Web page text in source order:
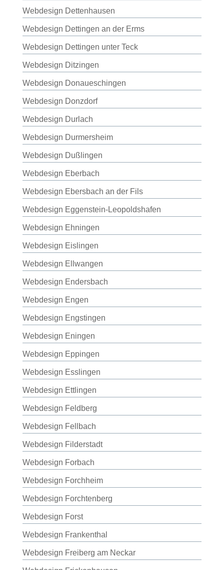
Webdesign Dettenhausen
Webdesign Dettingen an der Erms
Webdesign Dettingen unter Teck
Webdesign Ditzingen
Webdesign Donaueschingen
Webdesign Donzdorf
Webdesign Durlach
Webdesign Durmersheim
Webdesign Dußlingen
Webdesign Eberbach
Webdesign Ebersbach an der Fils
Webdesign Eggenstein-Leopoldshafen
Webdesign Ehningen
Webdesign Eislingen
Webdesign Ellwangen
Webdesign Endersbach
Webdesign Engen
Webdesign Engstingen
Webdesign Eningen
Webdesign Eppingen
Webdesign Esslingen
Webdesign Ettlingen
Webdesign Feldberg
Webdesign Fellbach
Webdesign Filderstadt
Webdesign Forbach
Webdesign Forchheim
Webdesign Forchtenberg
Webdesign Forst
Webdesign Frankenthal
Webdesign Freiberg am Neckar